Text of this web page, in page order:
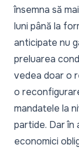
însemna să
luni până la
anticipate nu
preluarea
vedea doar o
o
mandatele la
partide. Dar în
economici